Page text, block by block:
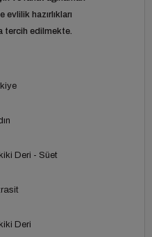
hazırlıkları
tercih edilmekte.
Deri - Süet
Deri